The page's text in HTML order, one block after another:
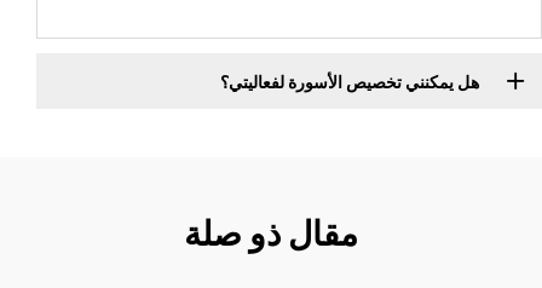
هل يمكنني تخصيص الأسورة لفعاليتي؟
مقال ذو صلة